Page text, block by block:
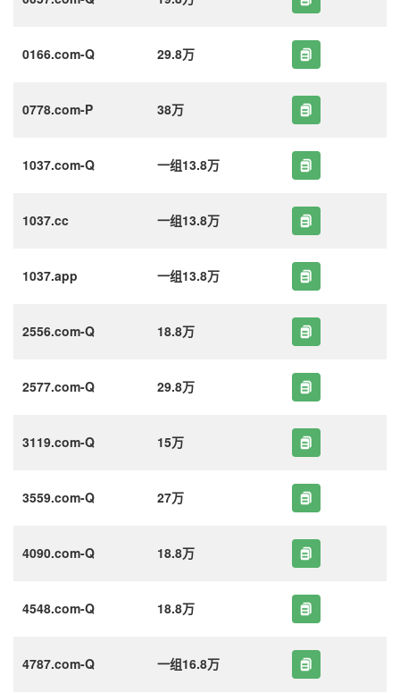
0166.com-Q 29.8万
0778.com-P 38万
1037.com-Q 一组13.8万
1037.cc 一组13.8万
1037.app 一组13.8万
2556.com-Q 18.8万
2577.com-Q 29.8万
3119.com-Q 15万
3559.com-Q 27万
4090.com-Q 18.8万
4548.com-Q 18.8万
4787.com-Q 一组16.8万